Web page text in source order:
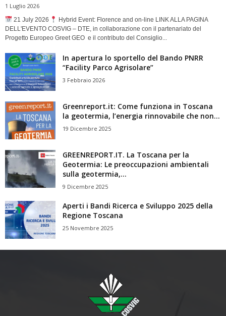
1 Luglio 2026
21 July 2026
Hybrid Event: Florence and on-line LINK ALLA PAGINA
DELL'EVENTO COSVIG – DTE, in collaborazione con il partenariato del
Progetto Europeo Greet GEO e il contributo del Consiglio...
In apertura lo sportello del Bando PNRR
“Facility Parco Agrisolare”
3 Febbraio 2026
Greenreport.it: Come funziona in Toscana
la geotermia, l’energia rinnovabile che non...
19 Dicembre 2025
GREENREPORT.IT. La Toscana per la
Geotermia: Le preoccupazioni ambientali
sulla geotermia,...
9 Dicembre 2025
Aperti i Bandi Ricerca e Sviluppo 2025 della
Regione Toscana
25 Novembre 2025